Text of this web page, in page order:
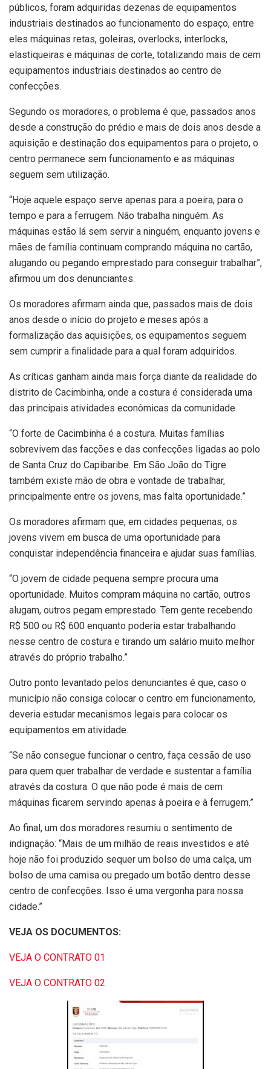
públicos, foram adquiridas dezenas de equipamentos
industriais destinados ao funcionamento do espaço, entre
eles máquinas retas, goleiras, overlocks, interlocks,
elastiqueiras e máquinas de corte, totalizando mais de cem
equipamentos industriais destinados ao centro de
confecções.
Segundo os moradores, o problema é que, passados anos
desde a construção do prédio e mais de dois anos desde a
aquisição e destinação dos equipamentos para o projeto, o
centro permanece sem funcionamento e as máquinas
seguem sem utilização.
“Hoje aquele espaço serve apenas para a poeira, para o
tempo e para a ferrugem. Não trabalha ninguém. As
máquinas estão lá sem servir a ninguém, enquanto jovens e
mães de família continuam comprando máquina no cartão,
alugando ou pegando emprestado para conseguir trabalhar”,
afirmou um dos denunciantes.
Os moradores afirmam ainda que, passados mais de dois
anos desde o início do projeto e meses após a
formalização das aquisições, os equipamentos seguem
sem cumprir a finalidade para a qual foram adquiridos.
As críticas ganham ainda mais força diante da realidade do
distrito de Cacimbinha, onde a costura é considerada uma
das principais atividades econômicas da comunidade.
“O forte de Cacimbinha é a costura. Muitas famílias
sobrevivem das facções e das confecções ligadas ao polo
de Santa Cruz do Capibaribe. Em São João do Tigre
também existe mão de obra e vontade de trabalhar,
principalmente entre os jovens, mas falta oportunidade.”
Os moradores afirmam que, em cidades pequenas, os
jovens vivem em busca de uma oportunidade para
conquistar independência financeira e ajudar suas famílias.
“O jovem de cidade pequena sempre procura uma
oportunidade. Muitos compram máquina no cartão, outros
alugam, outros pegam emprestado. Tem gente recebendo
R$ 500 ou R$ 600 enquanto poderia estar trabalhando
nesse centro de costura e tirando um salário muito melhor
através do próprio trabalho.”
Outro ponto levantado pelos denunciantes é que, caso o
município não consiga colocar o centro em funcionamento,
deveria estudar mecanismos legais para colocar os
equipamentos em atividade.
“Se não consegue funcionar o centro, faça cessão de uso
para quem quer trabalhar de verdade e sustentar a família
através da costura. O que não pode é mais de cem
máquinas ficarem servindo apenas à poeira e à ferrugem.”
Ao final, um dos moradores resumiu o sentimento de
indignação: “Mais de um milhão de reais investidos e até
hoje não foi produzido sequer um bolso de uma calça, um
bolso de uma camisa ou pregado um botão dentro desse
centro de confecções. Isso é uma vergonha para nossa
cidade.”
VEJA OS DOCUMENTOS:
VEJA O CONTRATO 01
VEJA O CONTRATO 02